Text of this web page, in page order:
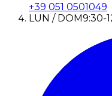
+39 051 0501049
LUN / DOM9:30-